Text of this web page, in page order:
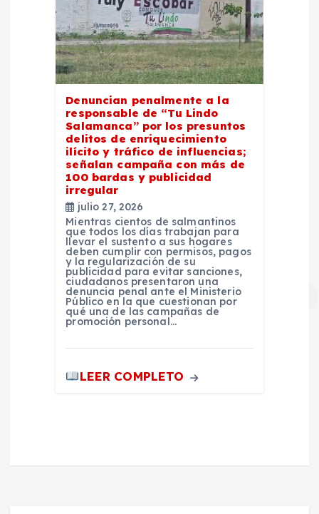
Denuncian penalmente a la
responsable de “Tu Lindo
Salamanca” por los presuntos
delitos de enriquecimiento
ilícito y tráfico de influencias;
señalan campaña con más de
100 bardas y publicidad
irregular
julio 27, 2026
Mientras cientos de salmantinos
que todos los días trabajan para
llevar el sustento a sus hogares
deben cumplir con permisos, pagos
y la regularización de su
publicidad para evitar sanciones,
ciudadanos presentaron una
denuncia penal ante el Ministerio
Público en la que cuestionan por
qué una de las campañas de
promoción personal…
LEER COMPLETO